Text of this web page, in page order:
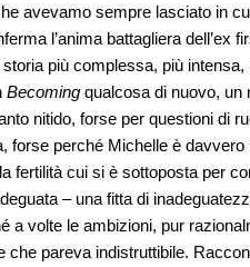
avevamo sempre lasciato in
l’anima battagliera dell’ex
più complessa, più
Becoming qualcosa di nuovo, un
nitido, forse per questioni di
forse perché Michelle è davvero
fertilità cui si è sottoposta per
– una fitta di
a volte le ambizioni, pur
che pareva indistruttibile.